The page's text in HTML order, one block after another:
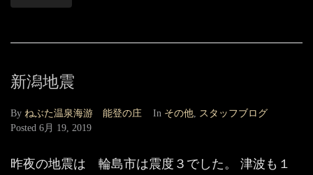
新潟地震
By ねぶた温泉海游 能登の庄 In その他, スタッフブログ
Posted 6月 19, 2019
昨夜の地震は 輪島市は震度３でした。 津波も１